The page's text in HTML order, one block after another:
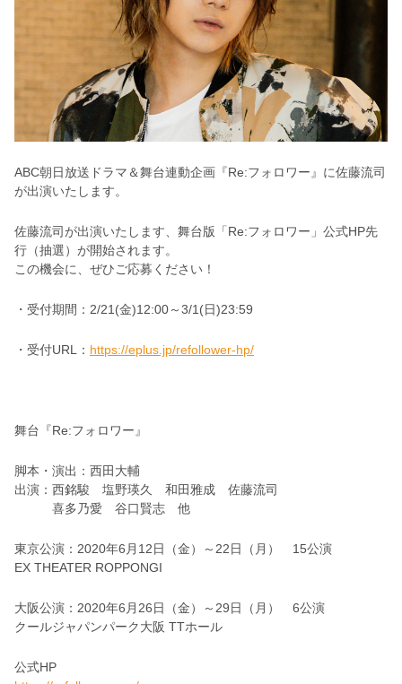
ABC朝日放送ドラマ＆舞台連動企画『Re:フォロワー』に佐藤流司
が出演いたします。
佐藤流司が出演いたします、舞台版「Re:フォロワー」公式HP先
行（抽選）が開始されます。
この機会に、ぜひご応募ください！
・受付期間：2/21(金)12:00～3/1(日)23:59
・受付URL： https://eplus.jp/refollower-hp/
舞台『Re:フォロワー』
脚本・演出：西田大輔
出演：西銘駿 塩野瑛久 和田雅成 佐藤流司
喜多乃愛 谷口賢志 他
東京公演：2020年6月12日（金）～22日（月） 15公演
EX THEATER ROPPONGI
大阪公演：2020年6月26日（金）～29日（月） 6公演
クールジャパンパーク大阪 TTホール
公式HP